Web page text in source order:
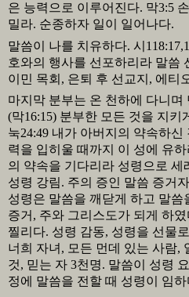
은 능력으로 이루어진다. 막3:5
밀라. 순종하자 일이 일어나다.
말씀이 나를 치유하다. 시
호와의 행사를 선포하리라 말씀
이민 목회 , 은퇴 후 선교지 , 에티
마지막 분부는 온 천하에 다니
(막16:15) 분부한 모든 것을 지키
눅24:49 내가 아버지의 약속하신
력을 입히울 때까지 이 성에 유하
의 약속을 기다리라 성령으로 세
성령 강림. 주의 증인 말씀 증거자
성령은 말씀을 깨닫게 하고 말씀
증거 , 주와 그리스도가 되게 하였
찔리다. 성령 감동, 성령을 선물
너희 자녀 , 모든 먼데 있는 사람,
것, 믿는 자 3천명. 말씀이 성령 요
정에 말씀을 전할 때 성령이 임